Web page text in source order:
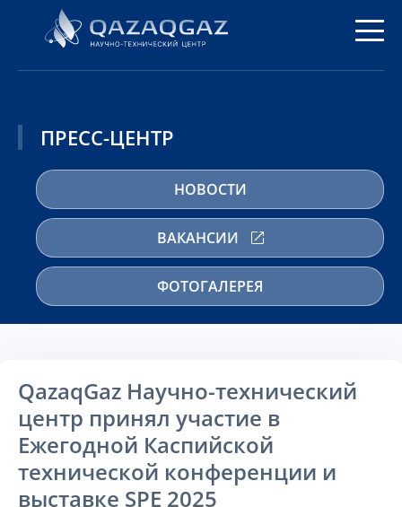
ПРЕСС-ЦЕНТР
НОВОСТИ
ВАКАНСИИ
ФОТОГАЛЕРЕЯ
QazaqGaz Научно-технический
центр принял участие в
Ежегодной Каспийской
технической конференции и
выставке SPE 2025